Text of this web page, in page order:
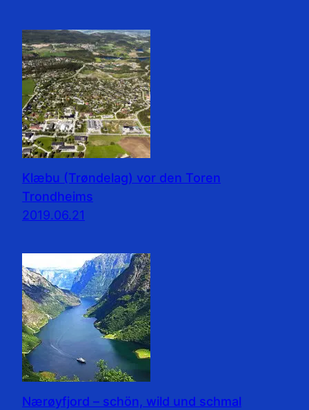
Klæbu (Trøndelag) vor den Toren
Trondheims
2019.06.21
Nærøyfjord – schön, wild und schmal